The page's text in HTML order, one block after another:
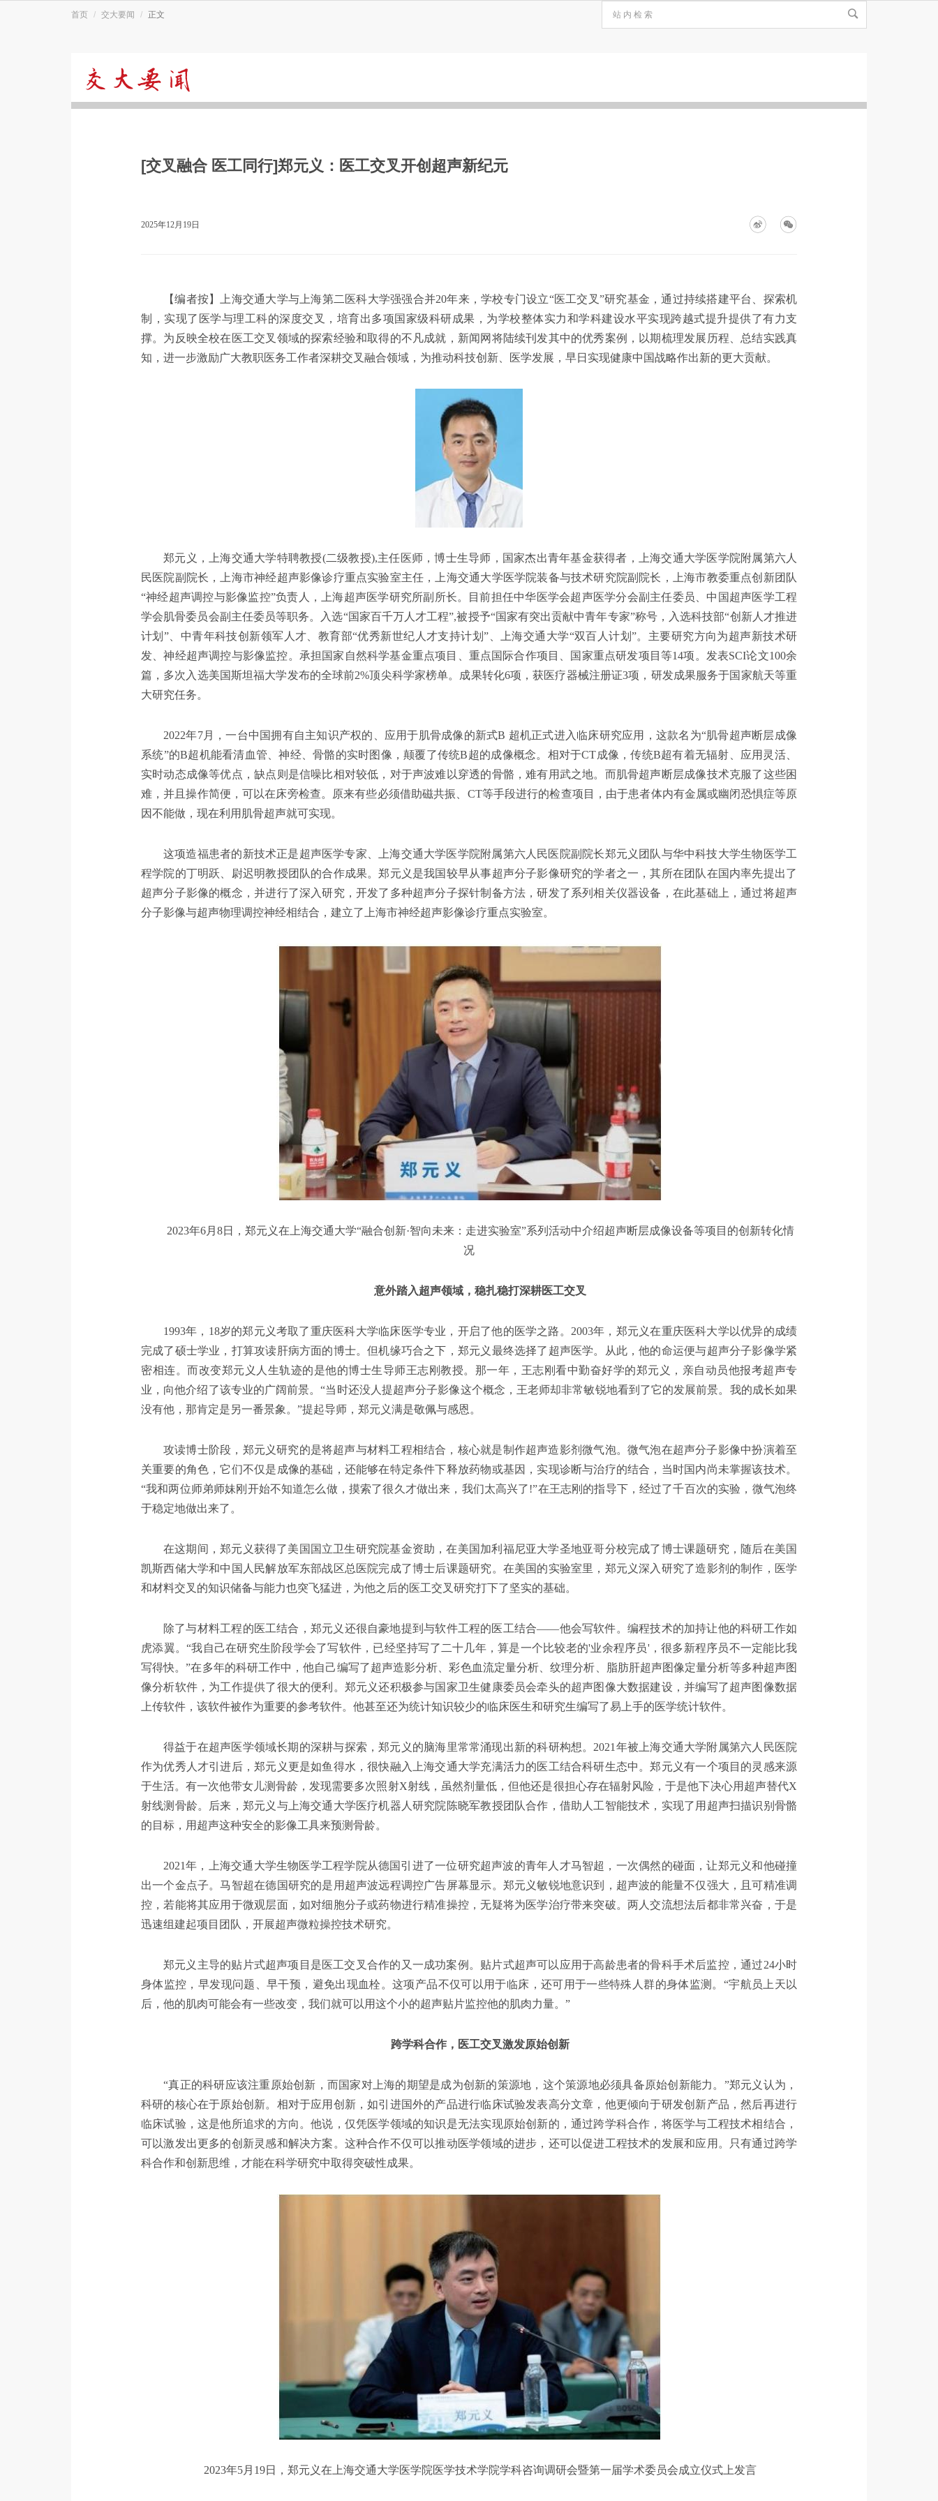
首页 交大要闻 正文
要
闻
[交叉融合 医工同行]郑元义：医工交叉开创超声新纪元
2025年12月19日
【编者按】上海交通大学与上海第二医科大学强强合并20年来，学校专门设立“医工交叉”研究基金，通过持续搭建平台、探索机
制，实现了医学与理工科的深度交叉，培育出多项国家级科研成果，为学校整体实力和学科建设水平实现跨越式提升提供了有力支
撑。为反映全校在医工交叉领域的探索经验和取得的不凡成就，新闻网将陆续刊发其中的优秀案例，以期梳理发展历程、总结实践真
知，进一步激励广大教职医务工作者深耕交叉融合领域，为推动科技创新、医学发展，早日实现健康中国战略作出新的更大贡献。
郑元义，上海交通大学特聘教授(二级教授),主任医师，博士生导师，国家杰出青年基金获得者，上海交通大学医学院附属第六人
民医院副院长，上海市神经超声影像诊疗重点实验室主任，上海交通大学医学院装备与技术研究院副院长，上海市教委重点创新团队
“神经超声调控与影像监控”负责人，上海超声医学研究所副所长。目前担任中华医学会超声医学分会副主任委员、中国超声医学工程
学会肌骨委员会副主任委员等职务。入选“国家百千万人才工程”,被授予“国家有突出贡献中青年专家”称号，入选科技部“创新人才推进
计划”、中青年科技创新领军人才、教育部“优秀新世纪人才支持计划”、上海交通大学“双百人计划”。主要研究方向为超声新技术研
发、神经超声调控与影像监控。承担国家自然科学基金重点项目、重点国际合作项目、国家重点研发项目等14项。发表SCI论文100余
篇，多次入选美国斯坦福大学发布的全球前2%顶尖科学家榜单。成果转化6项，获医疗器械注册证3项，研发成果服务于国家航天等重
大研究任务。
2022年7月，一台中国拥有自主知识产权的、应用于肌骨成像的新式B 超机正式进入临床研究应用，这款名为“肌骨超声断层成像
系统”的B超机能看清血管、神经、骨骼的实时图像，颠覆了传统B超的成像概念。相对于CT成像，传统B超有着无辐射、应用灵活、
实时动态成像等优点，缺点则是信噪比相对较低，对于声波难以穿透的骨骼，难有用武之地。而肌骨超声断层成像技术克服了这些困
难，并且操作简便，可以在床旁检查。原来有些必须借助磁共振、CT等手段进行的检查项目，由于患者体内有金属或幽闭恐惧症等原
因不能做，现在利用肌骨超声就可实现。
这项造福患者的新技术正是超声医学专家、上海交通大学医学院附属第六人民医院副院长郑元义团队与华中科技大学生物医学工
程学院的丁明跃、尉迟明教授团队的合作成果。郑元义是我国较早从事超声分子影像研究的学者之一，其所在团队在国内率先提出了
超声分子影像的概念，并进行了深入研究，开发了多种超声分子探针制备方法，研发了系列相关仪器设备，在此基础上，通过将超声
分子影像与超声物理调控神经相结合，建立了上海市神经超声影像诊疗重点实验室。
2023年6月8日，郑元义在上海交通大学“融合创新·智向未来：走进实验室”系列活动中介绍超声断层成像设备等项目的创新转化情
况
意外踏入超声领域，稳扎稳打深耕医工交叉
1993年，18岁的郑元义考取了重庆医科大学临床医学专业，开启了他的医学之路。2003年，郑元义在重庆医科大学以优异的成绩
完成了硕士学业，打算攻读肝病方面的博士。但机缘巧合之下，郑元义最终选择了超声医学。从此，他的命运便与超声分子影像学紧
密相连。而改变郑元义人生轨迹的是他的博士生导师王志刚教授。那一年，王志刚看中勤奋好学的郑元义，亲自动员他报考超声专
业，向他介绍了该专业的广阔前景。“当时还没人提超声分子影像这个概念，王老师却非常敏锐地看到了它的发展前景。我的成长如果
没有他，那肯定是另一番景象。”提起导师，郑元义满是敬佩与感恩。
攻读博士阶段，郑元义研究的是将超声与材料工程相结合，核心就是制作超声造影剂微气泡。微气泡在超声分子影像中扮演着至
关重要的角色，它们不仅是成像的基础，还能够在特定条件下释放药物或基因，实现诊断与治疗的结合，当时国内尚未掌握该技术。
“我和两位师弟师妹刚开始不知道怎么做，摸索了很久才做出来，我们太高兴了!”在王志刚的指导下，经过了千百次的实验，微气泡终
于稳定地做出来了。
在这期间，郑元义获得了美国国立卫生研究院基金资助，在美国加利福尼亚大学圣地亚哥分校完成了博士课题研究，随后在美国
凯斯西储大学和中国人民解放军东部战区总医院完成了博士后课题研究。在美国的实验室里，郑元义深入研究了造影剂的制作，医学
和材料交叉的知识储备与能力也突飞猛进，为他之后的医工交叉研究打下了坚实的基础。
除了与材料工程的医工结合，郑元义还很自豪地提到与软件工程的医工结合——他会写软件。编程技术的加持让他的科研工作如
虎添翼。“我自己在研究生阶段学会了写软件，已经坚持写了二十几年，算是一个比较老的'业余程序员'，很多新程序员不一定能比我
写得快。”在多年的科研工作中，他自己编写了超声造影分析、彩色血流定量分析、纹理分析、脂肪肝超声图像定量分析等多种超声图
像分析软件，为工作提供了很大的便利。郑元义还积极参与国家卫生健康委员会牵头的超声图像大数据建设，并编写了超声图像数据
上传软件，该软件被作为重要的参考软件。他甚至还为统计知识较少的临床医生和研究生编写了易上手的医学统计软件。
得益于在超声医学领域长期的深耕与探索，郑元义的脑海里常常涌现出新的科研构想。2021年被上海交通大学附属第六人民医院
作为优秀人才引进后，郑元义更是如鱼得水，很快融入上海交通大学充满活力的医工结合科研生态中。郑元义有一个项目的灵感来源
于生活。有一次他带女儿测骨龄，发现需要多次照射X射线，虽然剂量低，但他还是很担心存在辐射风险，于是他下决心用超声替代X
射线测骨龄。后来，郑元义与上海交通大学医疗机器人研究院陈晓军教授团队合作，借助人工智能技术，实现了用超声扫描识别骨骼
的目标，用超声这种安全的影像工具来预测骨龄。
2021年，上海交通大学生物医学工程学院从德国引进了一位研究超声波的青年人才马智超，一次偶然的碰面，让郑元义和他碰撞
出一个金点子。马智超在德国研究的是用超声波远程调控广告屏幕显示。郑元义敏锐地意识到，超声波的能量不仅强大，且可精准调
控，若能将其应用于微观层面，如对细胞分子或药物进行精准操控，无疑将为医学治疗带来突破。两人交流想法后都非常兴奋，于是
迅速组建起项目团队，开展超声微粒操控技术研究。
郑元义主导的贴片式超声项目是医工交叉合作的又一成功案例。贴片式超声可以应用于高龄患者的骨科手术后监控，通过24小时
身体监控，早发现问题、早干预，避免出现血栓。这项产品不仅可以用于临床，还可用于一些特殊人群的身体监测。“宇航员上天以
后，他的肌肉可能会有一些改变，我们就可以用这个小的超声贴片监控他的肌肉力量。”
跨学科合作，医工交叉激发原始创新
“真正的科研应该注重原始创新，而国家对上海的期望是成为创新的策源地，这个策源地必须具备原始创新能力。”郑元义认为，
科研的核心在于原始创新。相对于应用创新，如引进国外的产品进行临床试验发表高分文章，他更倾向于研发创新产品，然后再进行
临床试验，这是他所追求的方向。他说，仅凭医学领域的知识是无法实现原始创新的，通过跨学科合作，将医学与工程技术相结合，
可以激发出更多的创新灵感和解决方案。这种合作不仅可以推动医学领域的进步，还可以促进工程技术的发展和应用。只有通过跨学
科合作和创新思维，才能在科学研究中取得突破性成果。
2023年5月19日，郑元义在上海交通大学医学院医学技术学院学科咨询调研会暨第一届学术委员会成立仪式上发言